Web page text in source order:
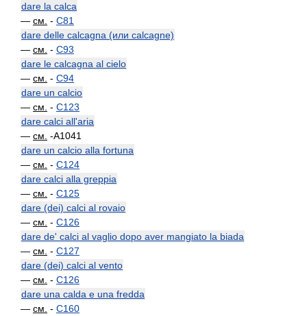
dare la calca
— см. - C81
dare delle calcagna (или calcagne)
— см. - C93
dare le calcagna al cielo
— см. - C94
dare un calcio
— см. - C123
dare calci all'aria
— см. -A1041
dare un calcio alla fortuna
— см. - C124
dare calci alla greppia
— см. - C125
dare (dei) calci al rovaio
— см. - C126
dare de' calci al vaglio dopo aver mangiato la biada
— см. - C127
dare (dei) calci al vento
— см. - C126
dare una calda e una fredda
— см. - C160